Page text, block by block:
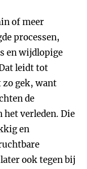
of meer
processen,
en wijdlopige
leidt tot
gek, want
de
het verleden. Die
en
ook tegen bij